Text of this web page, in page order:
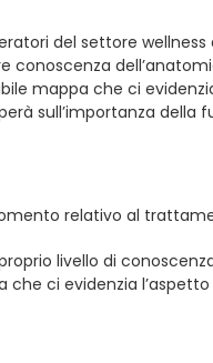
del settore
mappa che ci
sull’importanza della
relativo al
livello di
ci evidenzia